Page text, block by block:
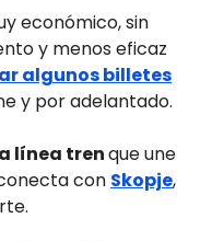
económico, sin
y menos eficaz
algunos billetes
y por adelantado.
línea trenque une
con Skopje,